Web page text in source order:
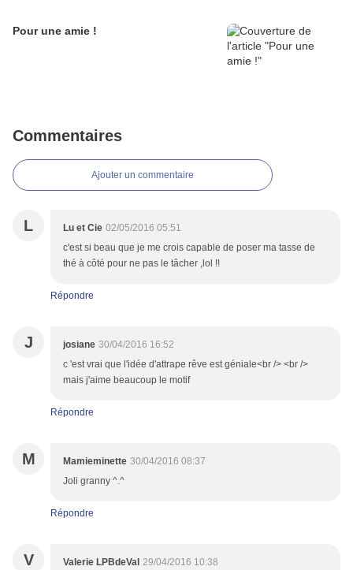
Pour une amie !
Commentaires
Ajouter un commentaire
L Lu et Cie 02/05/2016 05:51
c'est si beau que je me crois capable de poser ma tasse de
thé à côté pour ne pas le tâcher ,lol !!
Répondre
J josiane 30/04/2016 16:52
c 'est vrai que l'idée d'attrape rêve est géniale<br /> <br />
mais j'aime beaucoup le motif
Répondre
M Mamieminette 30/04/2016 08:37
Joli granny ^.^
Répondre
V Valerie LPBdeVal 29/04/2016 10:38